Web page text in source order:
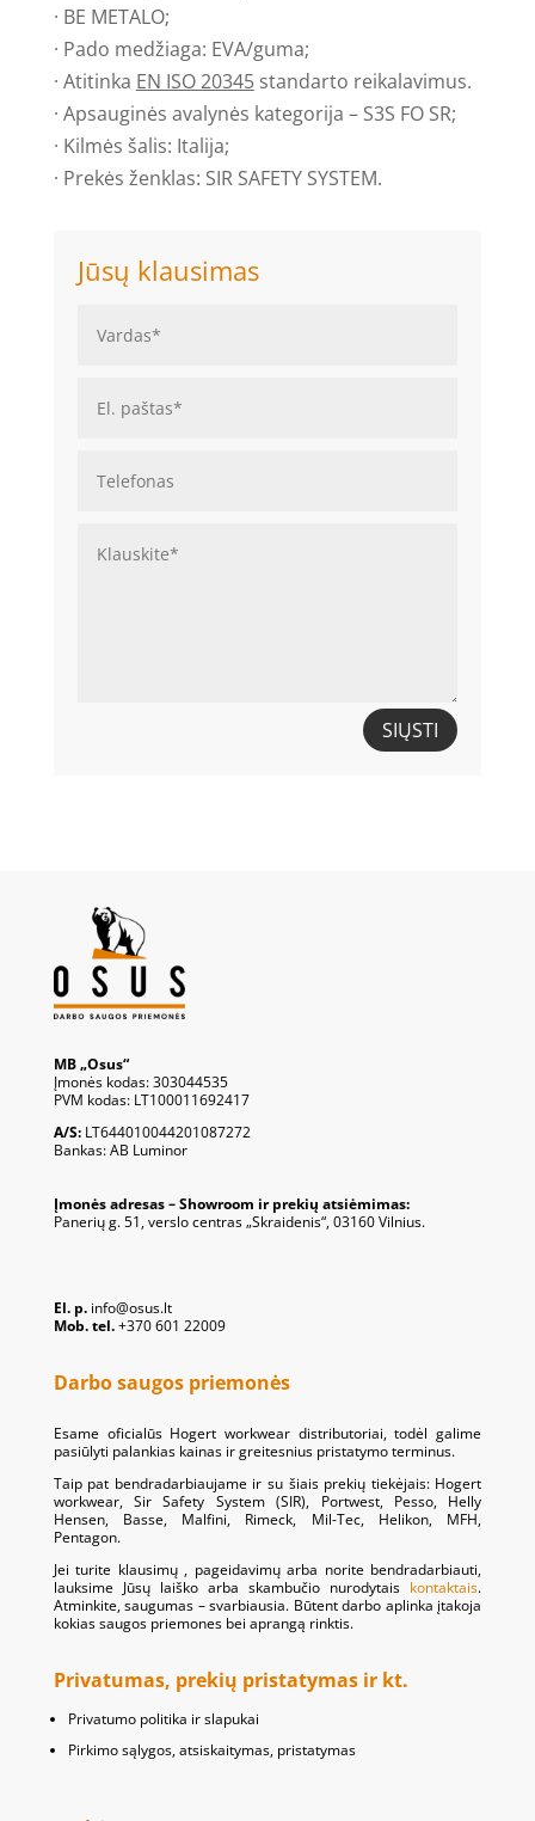
· BE METALO;
· Pado medžiaga: EVA/guma;
· Atitinka EN ISO 20345standarto reikalavimus.
· Apsauginės avalynės kategorija – S3S FO SR;
· Kilmės šalis: Italija;
· Prekės ženklas: SIR SAFETY SYSTEM.
Jūsų klausimas
SIŲSTI
MB „Osus“
Įmonės kodas: 303044535
PVM kodas: LT100011692417
A/S:LT644010044201087272
Bankas: AB Luminor
Įmonės adresas – Showroom ir prekių atsiėmimas:
Panerių g. 51, verslo centras „Skraidenis“, 03160 Vilnius.
El. p.info@osus.lt
Mob. tel.+370 601 22009
Darbo saugos priemonės
Esame oficialūs Hogert workwear distributoriai, todėl galime
pasiūlyti palankias kainas ir greitesnius pristatymo terminus.
Taip pat bendradarbiaujame ir su šiais prekių tiekėjais: Hogert
workwear, Sir Safety System (SIR), Portwest, Pesso, Helly
Hensen, Basse, Malfini, Rimeck, Mil-Tec, Helikon, MFH,
Pentagon.
Jei turite klausimų , pageidavimų arba norite bendradarbiauti,
lauksime Jūsų laiško arba skambučio nurodytais kontaktais.
Atminkite, saugumas – svarbiausia. Būtent darbo aplinka įtakoja
kokias saugos priemones bei aprangą rinktis.
Privatumas, prekių pristatymas ir kt.
Privatumo politika ir slapukai
Pirkimo sąlygos, atsiskaitymas, pristatymas